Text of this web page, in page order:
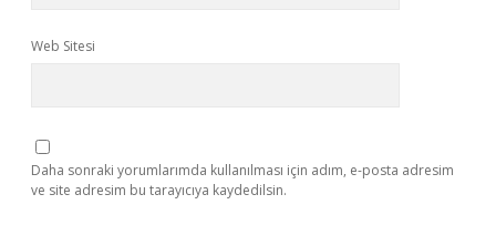
Web Sitesi
Daha sonraki yorumlarımda kullanılması için adım, e-posta adresim
ve site adresim bu tarayıcıya kaydedilsin.